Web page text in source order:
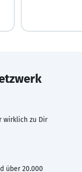
wirklich zu Dir
über 20.000